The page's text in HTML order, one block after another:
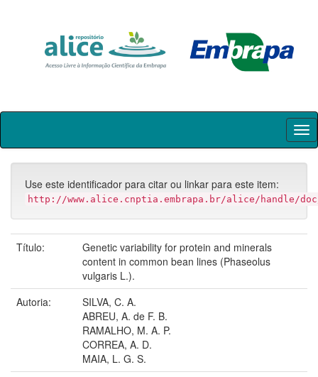
Skip
Use este identificador para citar ou linkar para este item:
http://www.alice.cnptia.embrapa.br/alice/handle/
Título:
Genetic variability for protein and minerals
content in common bean lines (Phaseolus
vulgaris L.).
Autoria:
SILVA, C. A.
ABREU, A. de F. B.
RAMALHO, M. A. P.
CORREA, A. D.
MAIA, L. G. S.